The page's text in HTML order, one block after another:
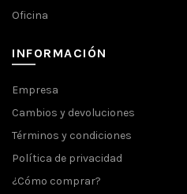
Oficina
INFORMACIÓN
Empresa
Cambios y devoluciones
Términos y condiciones
Política de privacidad
¿Cómo comprar?